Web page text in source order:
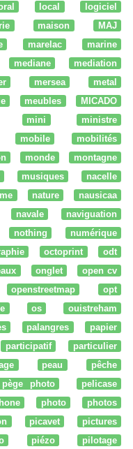
local
logiciel
maison
MAJ
marelac
marine
mediane
mediation
mersea
metal
meubles
MICADO
mini
ministre
mobile
mobilités
monde
montagne
musiques
nacelle
nature
nausicaa
navale
naviguation
nothing
numérique
octoprint
odt
onglet
open cv
openstreetmap
opt
os
ouistreham
palangres
papier
participatif
particulier
peau
pêche
pège photo
pelicase
photo
photos
picavet
pictures
piézo
pilotage